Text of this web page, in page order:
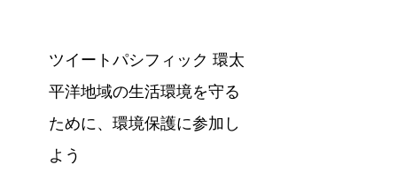
ツイートパシフィック 環太
平洋地域の生活環境を守る
ために、環境保護に参加し
よう